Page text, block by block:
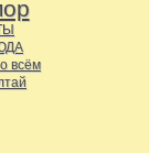
всём